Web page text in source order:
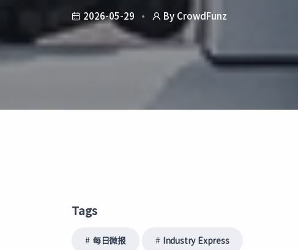
2026-05-29 By CrowdFunz
Tags
每日微报 Industry Express